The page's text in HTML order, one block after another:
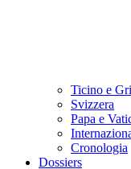
Ticino e
Svizzera
Papa e
Cronologia
Dossiers